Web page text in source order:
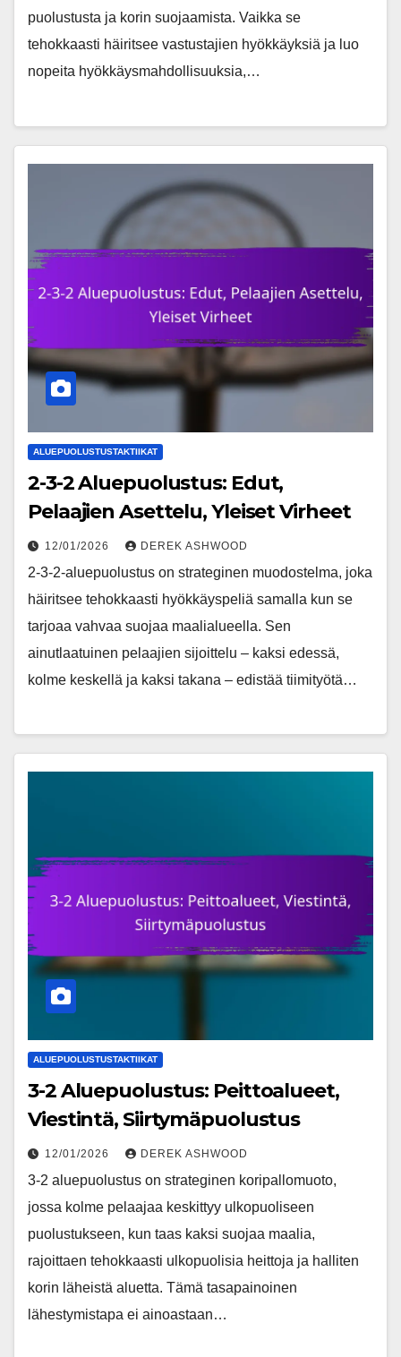
puolustusta ja korin suojaamista. Vaikka se
tehokkaasti häiritsee vastustajien hyökkäyksiä ja luo
nopeita hyökkäysmahdollisuuksia,…
ALUEPUOLUSTUSTAKTIIKAT
2-3-2 Aluepuolustus: Edut,
Pelaajien Asettelu, Yleiset Virheet
12/01/2026 DEREK ASHWOOD
2-3-2-aluepuolustus on strateginen muodostelma, joka
häiritsee tehokkaasti hyökkäyspeliä samalla kun se
tarjoaa vahvaa suojaa maalialueella. Sen
ainutlaatuinen pelaajien sijoittelu – kaksi edessä,
kolme keskellä ja kaksi takana – edistää tiimityötä…
ALUEPUOLUSTUSTAKTIIKAT
3-2 Aluepuolustus: Peittoalueet,
Viestintä, Siirtymäpuolustus
12/01/2026 DEREK ASHWOOD
3-2 aluepuolustus on strateginen koripallomuoto,
jossa kolme pelaajaa keskittyy ulkopuoliseen
puolustukseen, kun taas kaksi suojaa maalia,
rajoittaen tehokkaasti ulkopuolisia heittoja ja halliten
korin läheistä aluetta. Tämä tasapainoinen
lähestymistapa ei ainoastaan…